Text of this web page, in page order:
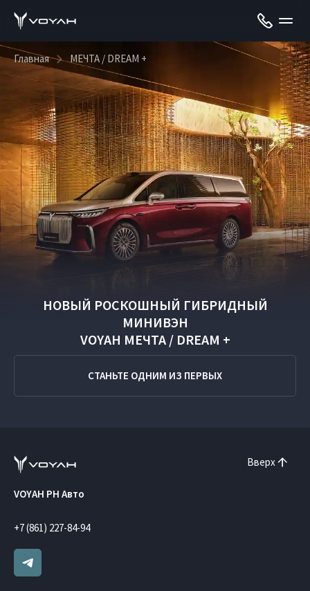
Главная МЕЧТА / DREAM +
НОВЫЙ РОСКОШНЫЙ ГИБРИДНЫЙ
МИНИВЭН
VOYAH МЕЧТА / DREAM +
СТАНЬТЕ ОДНИМ ИЗ ПЕРВЫХ
Вверх
VOYAH РН Авто
+7 (861) 227-84-94